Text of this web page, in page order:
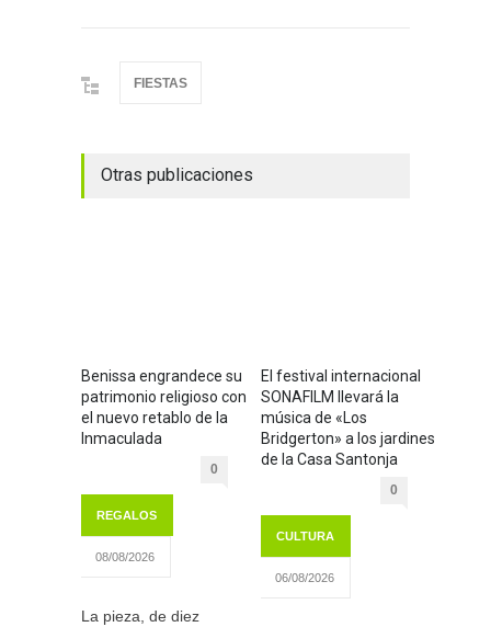
FIESTAS
Otras publicaciones
Benissa engrandece su
patrimonio religioso con
el nuevo retablo de la
Inmaculada
0
REGALOS
08/08/2026
La pieza, de diez
El festival internacional
SONAFILM llevará la
música de «Los
Bridgerton» a los jardines
de la Casa Santonja
0
CULTURA
06/08/2026